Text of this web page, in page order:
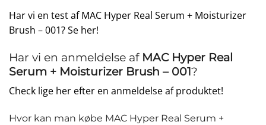
Har vi en test af MAC Hyper Real Serum + Moisturizer
Brush – 001? Se her!
Har vi en anmeldelse af MAC Hyper Real
Serum + Moisturizer Brush – 001?
Check lige her efter en anmeldelse af produktet!
Hvor kan man købe MAC Hyper Real Serum +